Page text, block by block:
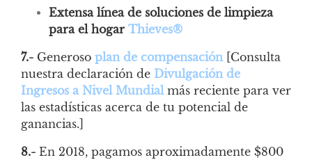
Extensa línea de soluciones de limpieza
para el hogar Thieves®
7.- Generoso plan de compensación [Consulta
nuestra declaración de Divulgación de
Ingresos a Nivel Mundial más reciente para ver
las estadísticas acerca de tu potencial de
ganancias.]
8.- En 2018, pagamos aproximadamente $800